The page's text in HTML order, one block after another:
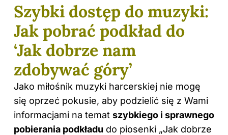
Szybki dostęp do muzyki:
Jak pobrać podkład do
‘Jak dobrze nam
zdobywać góry’
Jako miłośnik muzyki harcerskiej nie mogę
się oprzeć pokusie, aby podzielić się z Wami
informacjami na temat szybkiego i sprawnego
pobierania podkładu do piosenki „Jak dobrze